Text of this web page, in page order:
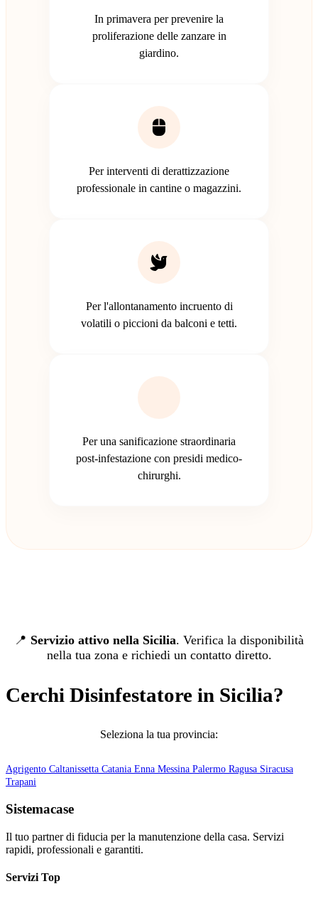
In primavera per prevenire la
proliferazione delle zanzare in
giardino.
Per interventi di derattizzazione
professionale in cantine o magazzini.
Per l'allontanamento incruento di
volatili o piccioni da balconi e tetti.
Per una sanificazione straordinaria
post-infestazione con presidi medico-
chirurghi.
📍 Servizio attivo nella Sicilia. Verifica la disponibilità
nella tua zona e richiedi un contatto diretto.
Cerchi Disinfestatore in Sicilia?
Seleziona la tua provincia:
Agrigento Caltanissetta Catania Enna Messina Palermo Ragusa Siracusa
Trapani
Sistemacase
Il tuo partner di fiducia per la manutenzione della casa. Servizi
rapidi, professionali e garantiti.
Servizi Top